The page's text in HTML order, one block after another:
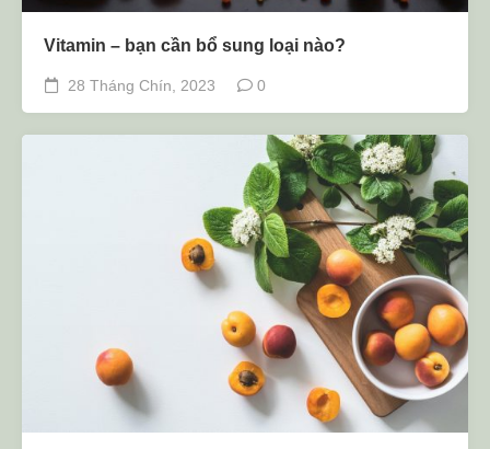
Vitamin – bạn cần bổ sung loại nào?
28 Tháng Chín, 2023 0